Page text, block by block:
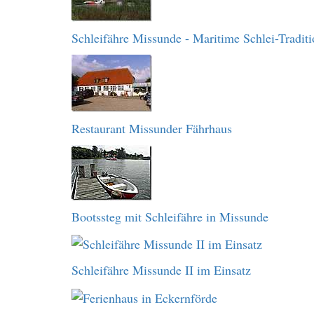
Schleifähre Missunde - Maritime Schlei-
Restaurant Missunder Fährhaus
Bootssteg mit Schleifähre in Missunde
Schleifähre Missunde II im Einsatz